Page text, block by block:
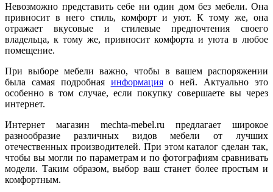
Невозможно представить себе ни один дом без мебели. Она
привносит в него стиль, комфорт и уют. К тому же, она
отражает вкусовые и стилевые предпочтения своего
владельца, к тому же, привносит комфорта и уюта в любое
помещение.
При выборе мебели важно, чтобы в вашем распоряжении
была самая подробная информацияо ней. Актуально это
особенно в том случае, если покупку совершаете вы через
интернет.
Интернет магазин mechta-mebel.ru предлагает широкое
разнообразие различных видов мебели от лучших
отечественных производителей. При этом каталог сделан так,
чтобы вы могли по параметрам и по фотографиям сравнивать
модели. Таким образом, выбор ваш станет более простым и
комфортным.